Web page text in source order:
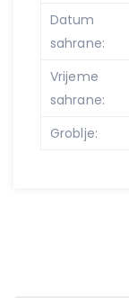
Datum
sahrane:
Vrijeme
sahrane:
Groblje: